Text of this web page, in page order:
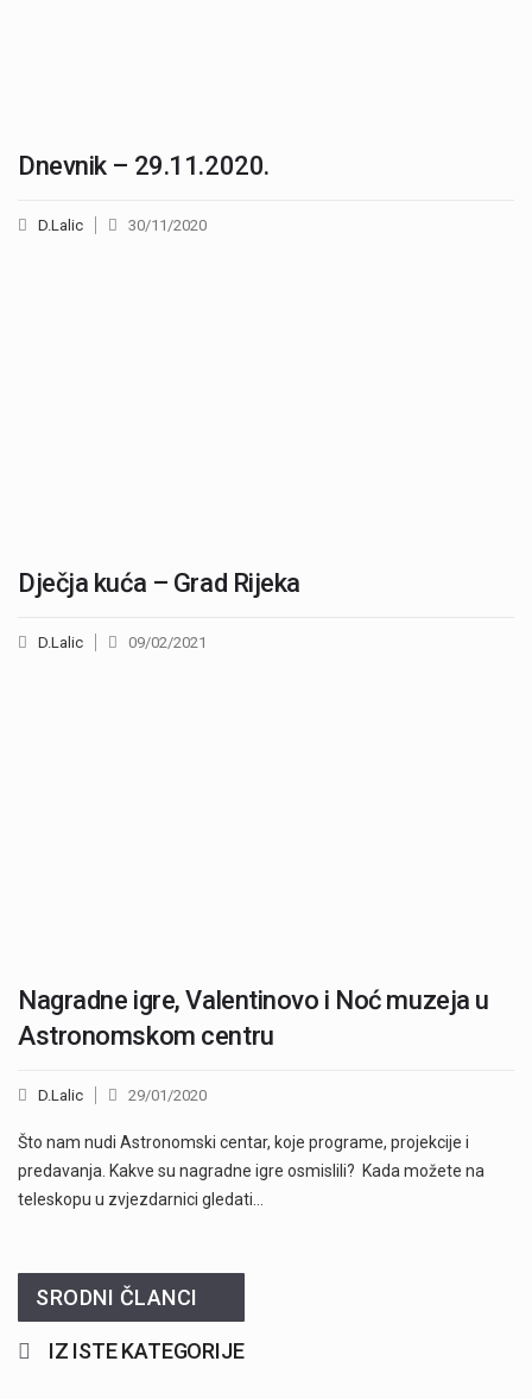
Dnevnik – 29.11.2020.
D.Lalic 30/11/2020
Dječja kuća – Grad Rijeka
D.Lalic 09/02/2021
Nagradne igre, Valentinovo i Noć muzeja u
Astronomskom centru
D.Lalic 29/01/2020
Što nam nudi Astronomski centar, koje programe, projekcije i
predavanja. Kakve su nagradne igre osmislili? Kada možete na
teleskopu u zvjezdarnici gledati…
SRODNI ČLANCI
IZ ISTE KATEGORIJE